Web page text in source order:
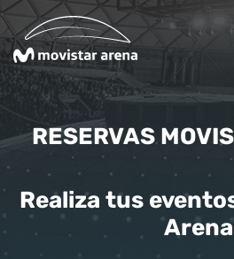
Click acá para ir directamente al
Cartelera
Planifica tu visita
RESERVAS
Realiza tus
Arena